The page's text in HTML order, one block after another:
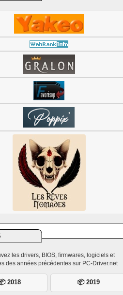
les drivers, BIOS, firmwares, logiciels et
des années précédentes sur PC-Driver.net
2018 📦 2019